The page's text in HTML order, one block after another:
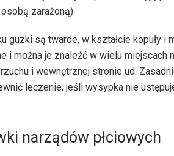
zarażoną).
guzki są twarde, w kształcie kopuły
i można je znaleźć w wielu miejscach
i wewnętrznej stronie ud.
leczenie, jeśli wysypka nie
narządów płciowych